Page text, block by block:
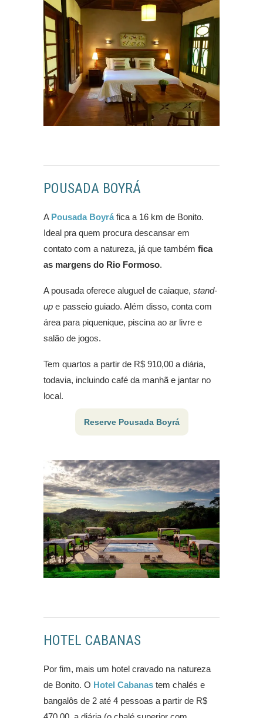
POUSADA BOYRÁ
A Pousada Boyrá fica a 16 km de Bonito.
Ideal pra quem procura descansar em
contato com a natureza, já que também fica
as margens do Rio Formoso.
A pousada oferece aluguel de caiaque, stand-
up e passeio guiado. Além disso, conta com
área para piquenique, piscina ao ar livre e
salão de jogos.
Tem quartos a partir de R$ 910,00 a diária,
todavia, incluindo café da manhã e jantar no
local.
Reserve Pousada Boyrá
HOTEL CABANAS
Por fim, mais um hotel cravado na natureza
de Bonito. O Hotel Cabanas tem chalés e
bangalôs de 2 até 4 pessoas a partir de R$